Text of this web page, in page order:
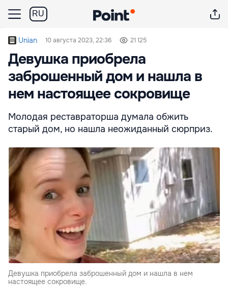
RU
Unian 10 августа 2023, 22:36 21 125
Девушка приобрела
заброшенный дом и нашла в
нем настоящее сокровище
Молодая реставраторша думала обжить
старый дом, но нашла неожиданный сюрприз.
Девушка приобрела заброшенный дом и нашла в нем
настоящее сокровище.